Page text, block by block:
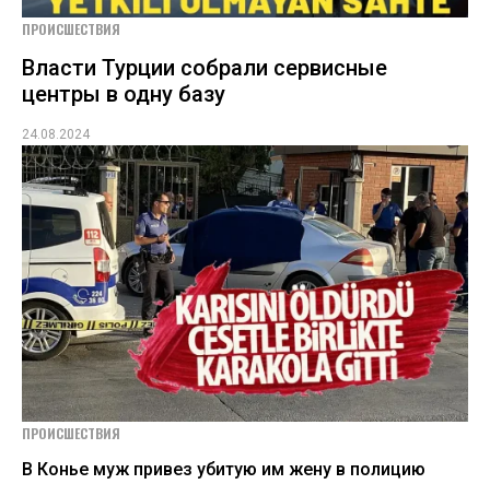
ПРОИСШЕСТВИЯ
Власти Турции собрали сервисные
центры в одну базу
24.08.2024
ПРОИСШЕСТВИЯ
В Конье муж привез убитую им жену в полицию